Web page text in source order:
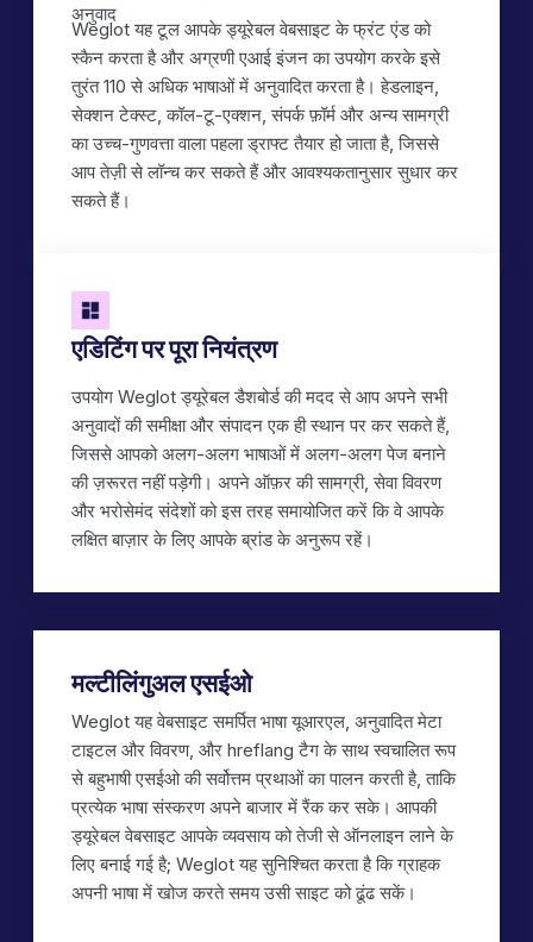
Weglot यह टूल आपके ड्यूरेबल वेबसाइट के फ्रंट एंड को
स्कैन करता है और अग्रणी एआई इंजन का उपयोग करके इसे
तुरंत 110 से अधिक भाषाओं में अनुवादित करता है। हेडलाइन,
सेक्शन टेक्स्ट, कॉल-टू-एक्शन, संपर्क फ़ॉर्म और अन्य सामग्री
का उच्च-गुणवत्ता वाला पहला ड्राफ्ट तैयार हो जाता है, जिससे
आप तेज़ी से लॉन्च कर सकते हैं और आवश्यकतानुसार सुधार कर
सकते हैं।
एडिटिंग पर पूरा नियंत्रण
उपयोग Weglot ड्यूरेबल डैशबोर्ड की मदद से आप अपने सभी
अनुवादों की समीक्षा और संपादन एक ही स्थान पर कर सकते हैं,
जिससे आपको अलग-अलग भाषाओं में अलग-अलग पेज बनाने
की ज़रूरत नहीं पड़ेगी। अपने ऑफ़र की सामग्री, सेवा विवरण
और भरोसेमंद संदेशों को इस तरह समायोजित करें कि वे आपके
लक्षित बाज़ार के लिए आपके ब्रांड के अनुरूप रहें।
मल्टीलिंगुअल एसईओ
Weglot यह वेबसाइट समर्पित भाषा यूआरएल, अनुवादित मेटा
टाइटल और विवरण, और hreflang टैग के साथ स्वचालित रूप
से बहुभाषी एसईओ की सर्वोत्तम प्रथाओं का पालन करती है, ताकि
प्रत्येक भाषा संस्करण अपने बाजार में रैंक कर सके। आपकी
ड्यूरेबल वेबसाइट आपके व्यवसाय को तेजी से ऑनलाइन लाने के
लिए बनाई गई है; Weglot यह सुनिश्चित करता है कि ग्राहक
अपनी भाषा में खोज करते समय उसी साइट को ढूंढ सकें।